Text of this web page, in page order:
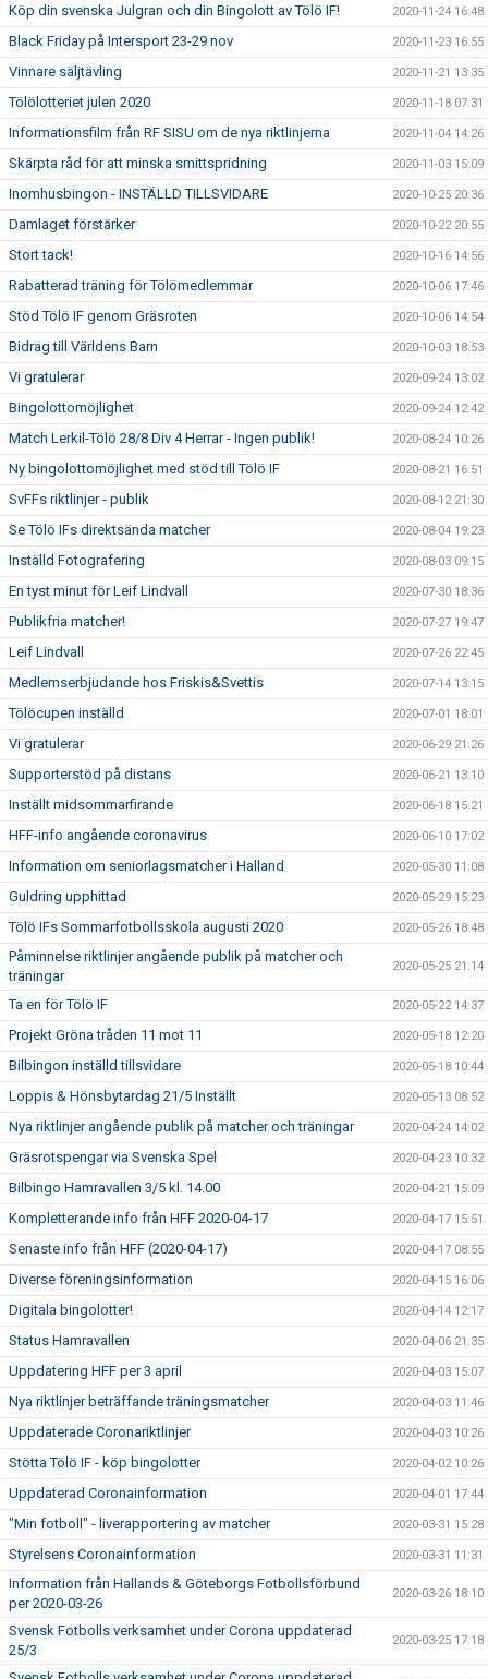
Köp din svenska Julgran och din Bingolott av Tölö IF! 2020-11-24 16:48
Black Friday på Intersport 23-29 nov 2020-11-23 16:55
Vinnare säljtävling 2020-11-21 13:35
Tölölotteriet julen 2020 2020-11-18 07:31
Informationsfilm från RF SISU om de nya riktlinjerna 2020-11-04 14:26
Skärpta råd för att minska smittspridning 2020-11-03 15:09
Inomhusbingon - INSTÄLLD TILLSVIDARE 2020-10-25 20:36
Damlaget förstärker 2020-10-22 20:55
Stort tack! 2020-10-16 14:56
Rabatterad träning för Tölömedlemmar 2020-10-06 17:46
Stöd Tölö IF genom Gräsroten 2020-10-06 14:54
Bidrag till Världens Barn 2020-10-03 18:53
Vi gratulerar 2020-09-24 13:02
Bingolottomöjlighet 2020-09-24 12:42
Match Lerkil-Tölö 28/8 Div 4 Herrar - Ingen publik! 2020-08-24 10:26
Ny bingolottomöjlighet med stöd till Tölö IF 2020-08-21 16:51
SvFFs riktlinjer - publik 2020-08-12 21:30
Se Tölö IFs direktsända matcher 2020-08-04 19:23
Inställd Fotografering 2020-08-03 09:15
En tyst minut för Leif Lindvall 2020-07-30 18:36
Publikfria matcher! 2020-07-27 19:47
Leif Lindvall 2020-07-26 22:45
Medlemserbjudande hos Friskis&Svettis 2020-07-14 13:15
Tölöcupen inställd 2020-07-01 18:01
Vi gratulerar 2020-06-29 21:26
Supporterstöd på distans 2020-06-21 13:10
Inställt midsommarfirande 2020-06-18 15:21
HFF-info angående coronavirus 2020-06-10 17:02
Information om seniorlagsmatcher i Halland 2020-05-30 11:08
Guldring upphittad 2020-05-29 15:23
Tölö IFs Sommarfotbollsskola augusti 2020 2020-05-26 18:48
Påminnelse riktlinjer angående publik på matcher och
träningar
2020-05-25 21:14
Ta en för Tölö IF 2020-05-22 14:37
Projekt Gröna tråden 11 mot 11 2020-05-18 12:20
Bilbingon inställd tillsvidare 2020-05-18 10:44
Loppis & Hönsbytardag 21/5 Inställt 2020-05-13 08:52
Nya riktlinjer angående publik på matcher och träningar 2020-04-24 14:02
Gräsrotspengar via Svenska Spel 2020-04-23 10:32
Bilbingo Hamravallen 3/5 kl. 14.00 2020-04-21 15:09
Kompletterande info från HFF 2020-04-17 2020-04-17 15:51
Senaste info från HFF (2020-04-17) 2020-04-17 08:55
Diverse föreningsinformation 2020-04-15 16:06
Digitala bingolotter! 2020-04-14 12:17
Status Hamravallen 2020-04-06 21:35
Uppdatering HFF per 3 april 2020-04-03 15:07
Nya riktlinjer beträffande träningsmatcher 2020-04-03 11:46
Uppdaterade Coronariktlinjer 2020-04-03 10:26
Stötta Tölö IF - köp bingolotter 2020-04-02 10:26
Uppdaterad Coronainformation 2020-04-01 17:44
"Min fotboll" - liverapportering av matcher 2020-03-31 15:28
Styrelsens Coronainformation 2020-03-31 11:31
Information från Hallands & Göteborgs Fotbollsförbund
per 2020-03-26
2020-03-26 18:10
Svensk Fotbolls verksamhet under Corona uppdaterad
25/3
2020-03-25 17:18